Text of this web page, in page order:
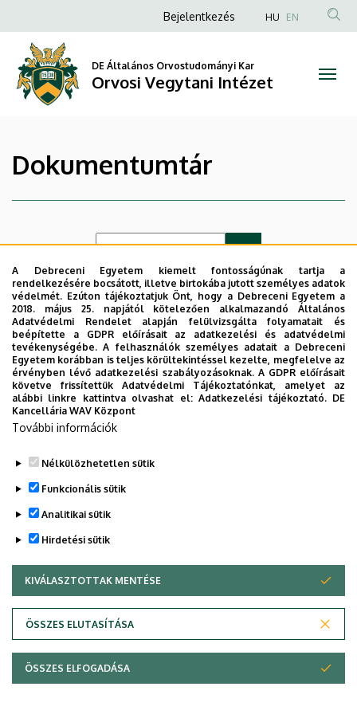
Orvosi
Vegytani
Intézet
a
tartalomra
Anonim
fiók
menüje
Bejelentkezés HU EN
DE Általános Orvostudományi Kar
Orvosi Vegytani Intézet
Dokumentumtár
Időrend Kategória
Album is empty
Adatvédelem
Szerzői jog © 2026 Unideb
A Debreceni Egyetem kiemelt fontosságúnak tartja a
rendelkezésére bocsátott, illetve birtokába jutott személyes adatok
védelmét. Ezúton tájékoztatjuk Önt, hogy a Debreceni Egyetem a
2018. május 25. napjától kötelezően alkalmazandó Általános
Adatvédelmi Rendelet alapján felülvizsgálta folyamatait és
beépítette a GDPR előírásait az adatkezelési és adatvédelmi
tevékenységébe. A felhasználók személyes adatait a Debreceni
Egyetem korábban is teljes körültekintéssel kezelte, megfelelve az
érvényben lévő adatkezelési szabályozásoknak. A GDPR előírásait
követve frissítettük Adatvédelmi Tájékoztatónkat, amelyet az
alábbi linkre kattintva olvashat el:Adatkezelési tájékoztató. DE
Kancellária WAV Központ
További információk
Nélkülözhetetlen sütik
Funkcionális sütik
Analitikai sütik
Hirdetési sütik
KIVÁLASZTOTTAK MENTÉSE
ÖSSZES ELUTASÍTÁSA
WITHDRAW CONSENT
ÖSSZES ELFOGADÁSA